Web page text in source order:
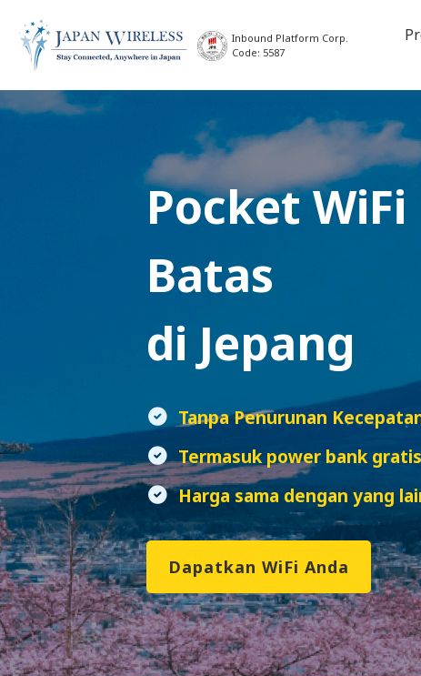
Inbound Platform Corp.
Code: 5587
Pocket WiFi
Batas
di Jepang
Tanpa Penurunan
Termasuk power bank gratis
Harga sama dengan yang
Dapatkan WiFi Anda